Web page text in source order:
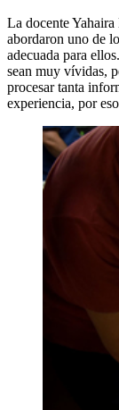
La docente
abordaron uno de
adecuada para
sean muy vívidas,
procesar tanta
experiencia, por